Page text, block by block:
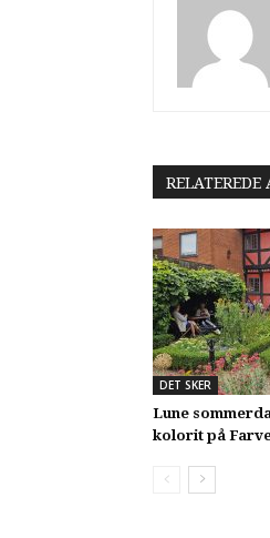
RELATEREDE
DET SKER
Lune
kolorit på